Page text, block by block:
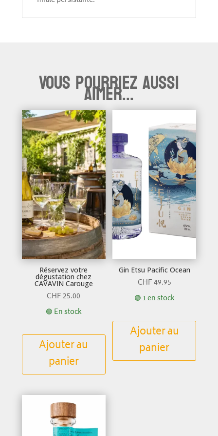
Vous pourriez aussi
aimer...
Réservez votre
dégustation chez
CAVAVIN Carouge
CHF25.00
🟢 En stock
Ajouter au
panier
Gin Etsu Pacific Ocean
CHF49.95
🟢 1 en stock
Ajouter au
panier